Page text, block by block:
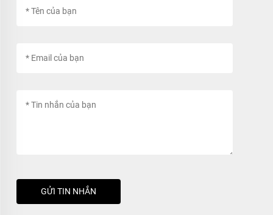
GỬI TIN NHẮN